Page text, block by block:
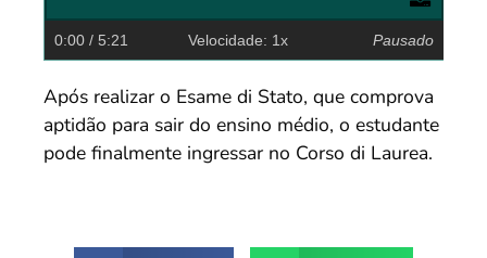
0:00 / 5:21 Velocidade: 1x Pausado
Após realizar o Esame di Stato, que comprova
aptidão para sair do ensino médio, o estudante
pode finalmente ingressar no Corso di Laurea.